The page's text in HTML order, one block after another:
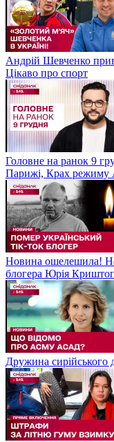
Андрій Шевченко
Цікаво про спорт
Головне на ранок 9
Парижі, Крах режиму
Новина ошелешила! Не
блогера Юрія
Дружина сирійського